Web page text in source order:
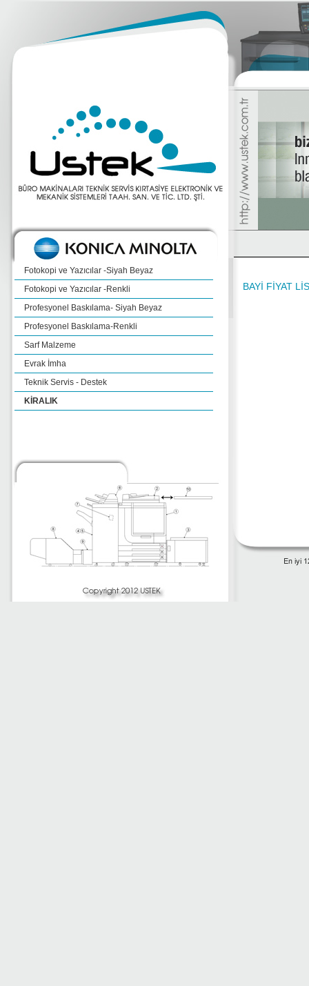
Fotokopi ve Yazıcılar -Siyah Beyaz
Fotokopi ve Yazıcılar -Renkli
Profesyonel Baskılama- Siyah Beyaz
Profesyonel Baskılama-Renkli
Sarf Malzeme
Evrak İmha
Teknik Servis - Destek
KİRALIK
BAYİ FİYAT